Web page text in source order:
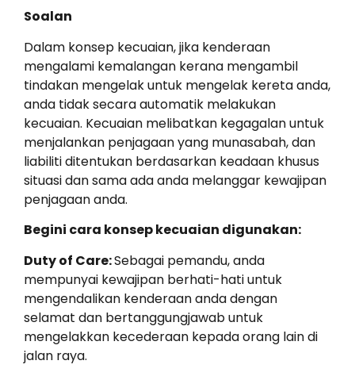
Soalan
Dalam konsep kecuaian, jika kenderaan
mengalami kemalangan kerana mengambil
tindakan mengelak untuk mengelak kereta anda,
anda tidak secara automatik melakukan
kecuaian. Kecuaian melibatkan kegagalan untuk
menjalankan penjagaan yang munasabah, dan
liabiliti ditentukan berdasarkan keadaan khusus
situasi dan sama ada anda melanggar kewajipan
penjagaan anda.
Begini cara konsep kecuaian digunakan:
Duty of Care:Sebagai pemandu, anda
mempunyai kewajipan berhati-hati untuk
mengendalikan kenderaan anda dengan
selamat dan bertanggungjawab untuk
mengelakkan kecederaan kepada orang lain di
jalan raya.